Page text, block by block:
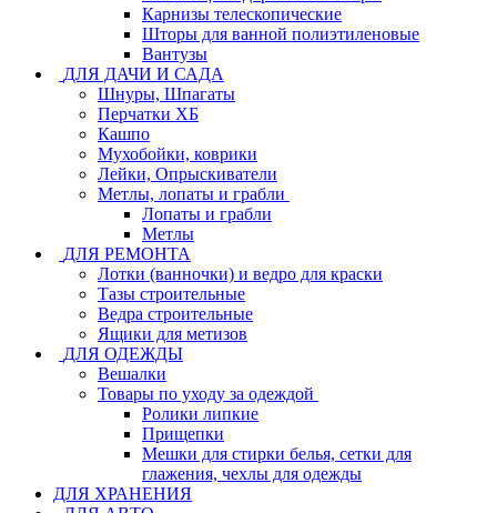
Карнизы телескопические
Шторы для ванной полиэтиленовые
Вантузы
ДЛЯ ДАЧИ И САДА
Шнуры, Шпагаты
Перчатки ХБ
Кашпо
Мухобойки, коврики
Лейки, Опрыскиватели
Метлы, лопаты и грабли
Лопаты и грабли
Метлы
ДЛЯ РЕМОНТА
Лотки (ванночки) и ведро для краски
Тазы строительные
Ведра строительные
Ящики для метизов
ДЛЯ ОДЕЖДЫ
Вешалки
Товары по уходу за одеждой
Ролики липкие
Прищепки
Мешки для стирки белья, сетки для
глажения, чехлы для одежды
ДЛЯ ХРАНЕНИЯ